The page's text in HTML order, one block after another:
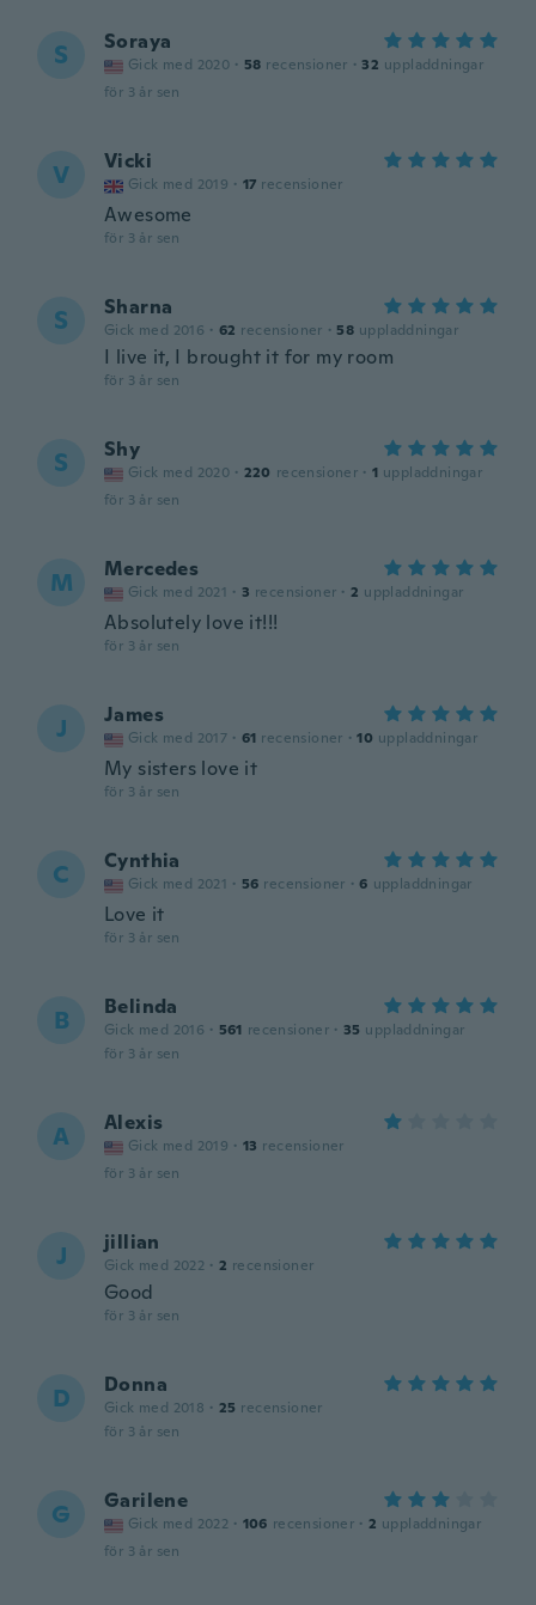
S Soraya
Gick med 2020 · 58 recensioner · 32 uppladdningar
för 3 år sen
V Vicki
Gick med 2019 · 17 recensioner
Awesome
för 3 år sen
S Sharna
Gick med 2016 · 62 recensioner · 58 uppladdningar
I live it, I brought it for my room
för 3 år sen
S Shy
Gick med 2020 · 220 recensioner · 1 uppladdningar
för 3 år sen
M Mercedes
Gick med 2021 · 3 recensioner · 2 uppladdningar
Absolutely love it!!!
för 3 år sen
J James
Gick med 2017 · 61 recensioner · 10 uppladdningar
My sisters love it
för 3 år sen
C Cynthia
Gick med 2021 · 56 recensioner · 6 uppladdningar
Love it
för 3 år sen
B Belinda
Gick med 2016 · 561 recensioner · 35 uppladdningar
för 3 år sen
A Alexis
Gick med 2019 · 13 recensioner
för 3 år sen
J jillian
Gick med 2022 · 2 recensioner
Good
för 3 år sen
D Donna
Gick med 2018 · 25 recensioner
för 3 år sen
G Garilene
Gick med 2022 · 106 recensioner · 2 uppladdningar
för 3 år sen